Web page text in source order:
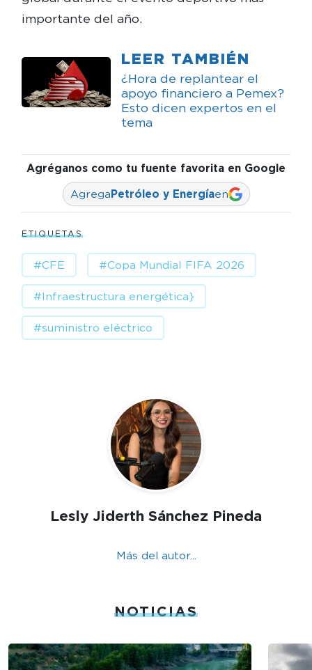
importante del año.
LEER TAMBIÉN
¿Hora de replantear el
apoyo financiero a Pemex?
Esto dicen expertos en el
tema
Agréganos como tu fuente favorita en Google
AgregaPetróleo y Energíaen
ETIQUETAS
#CFE #Copa Mundial FIFA 2026
#Infraestructura energética}
#suministro eléctrico
Lesly Jiderth Sánchez Pineda
Más del autor...
NOTICIAS